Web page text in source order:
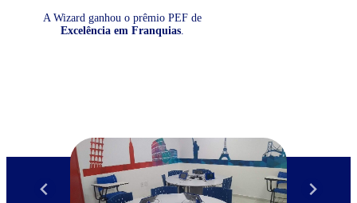
A Wizard ganhou o prêmio PEF de
Excelência em Franquias.